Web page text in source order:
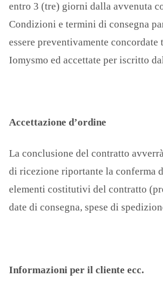
entro 3 (tre) giorni dalla avvenuta
Condizioni e termini di consegna
essere preventivamente concordate
Iomysmo ed accettate per iscritto
Accettazione d’ordine
La conclusione del contratto
di ricezione riportante la conferma
elementi costitutivi del contratto
date di consegna, spese di
Informazioni per il cliente ecc.